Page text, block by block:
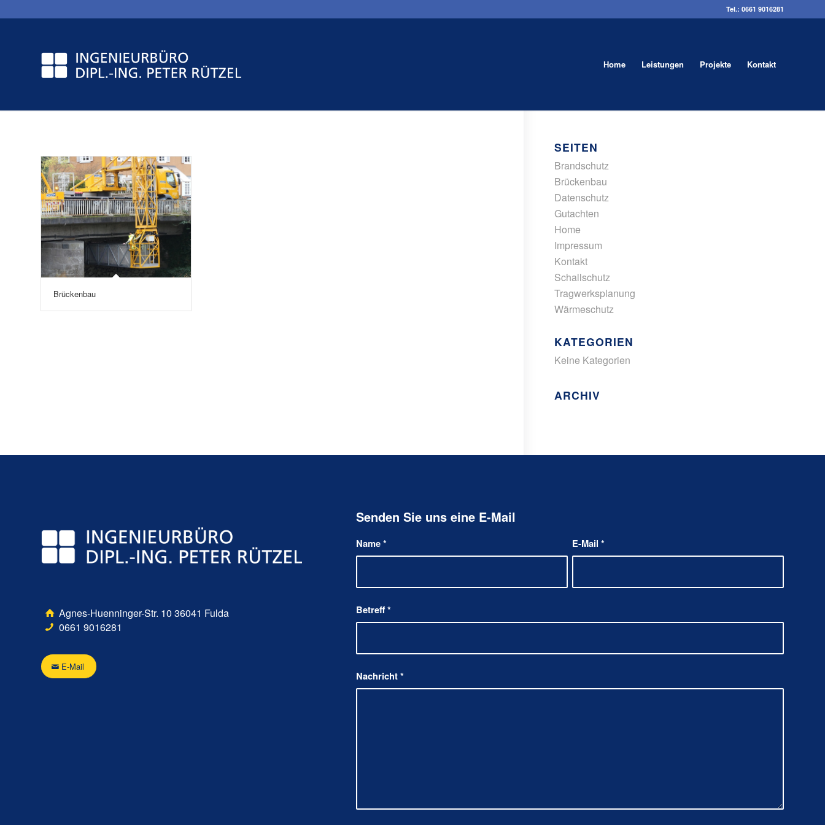
Tel.: 0661 9016281
Home Leistungen Projekte Kontakt
Brückenbau
SEITEN
Brandschutz
Brückenbau
Datenschutz
Gutachten
Home
Impressum
Kontakt
Schallschutz
Tragwerksplanung
Wärmeschutz
KATEGORIEN
Keine Kategorien
ARCHIV
Agnes-Huenninger-Str. 10 36041 Fulda
0661 9016281
E-Mail
Senden Sie uns eine E-Mail
Name* E-Mail *
Betreff*
Nachricht*